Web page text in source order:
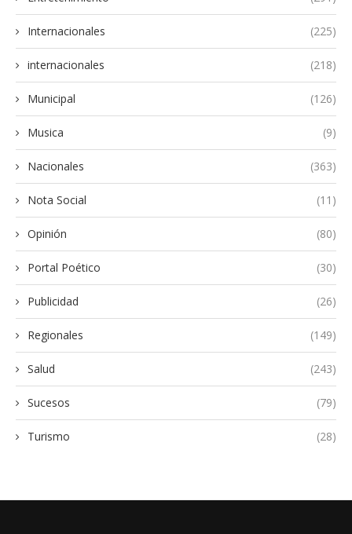
Internacionales (225)
internacionales (218)
Municipal (126)
Musica (9)
Nacionales (363)
Nota Social (11)
Opinión (80)
Portal Poético (30)
Publicidad (26)
Regionales (149)
Salud (243)
Sucesos (79)
Turismo (28)